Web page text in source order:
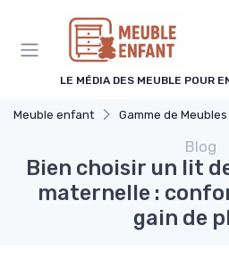
LE MÉDIA DES MEUBLE POUR
Meuble enfant Gamme de Meubles pour
Blog
Bien choisir un lit
maternelle :
gain de